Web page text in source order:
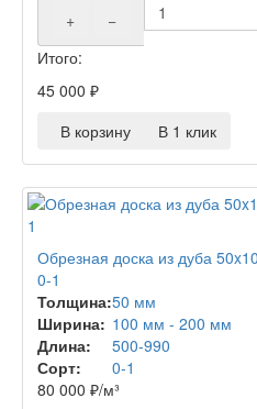
+
−
Итого:
45 000 ₽
В корзину
В 1 клик
Обрезная доска из дуба
0-1
Толщина:50 мм
Ширина: 100 мм - 200 мм
Длина:
500-990
Сорт:
0-1
80 000 ₽/м³